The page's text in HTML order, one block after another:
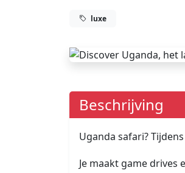
luxe
Beschrijving
Uganda safari?
Je maakt game drives